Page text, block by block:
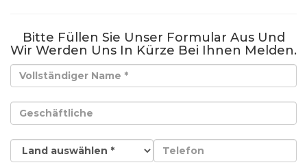
Bitte Füllen Sie Unser Formular Aus Und
Wir Werden Uns In Kürze Bei Ihnen Melden.